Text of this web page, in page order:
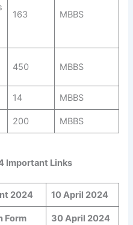
163 MBBS
450 MBBS
14 MBBS
200 MBBS
Important Links
2024 10 April 2024
Form 30 April 2024